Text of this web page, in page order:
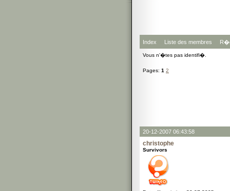
Index Liste des membres
Vous n'�tes pas identifi�.
Pages: 1 2
20-12-2007 06:43:58
christophe
Survivors